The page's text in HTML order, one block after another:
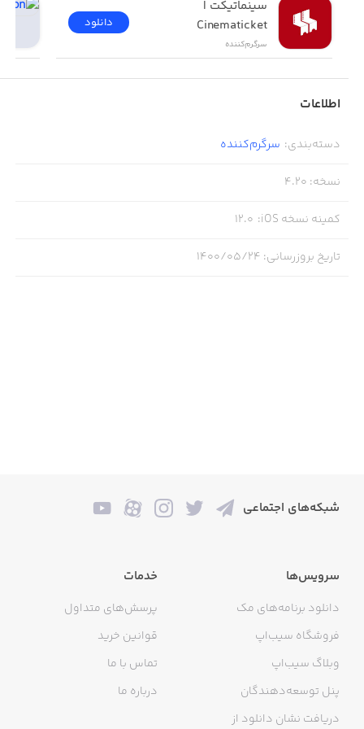
Cinematicket
سرگرم‌کننده
دانلود
اطلاعات
دسته‌بندی: سرگرم‌کننده
نسخه:
4.20
کمینه نسخه iOS :
12.0
تاریخ بروزرسانی: ۱۴۰۰/۰۵/۲۴
شبکه‌های اجتماعی
سرویس‌ها
دانلود برنامه‌های مک
فروشگاه سیب‌اپ
وبلاگ سیب‌اپ
پنل توسعه‌دهندگان
دریافت نشان دانلود از
خدمات
پرسش‌های متداول
قوانین خرید
تماس با ما
درباره ما